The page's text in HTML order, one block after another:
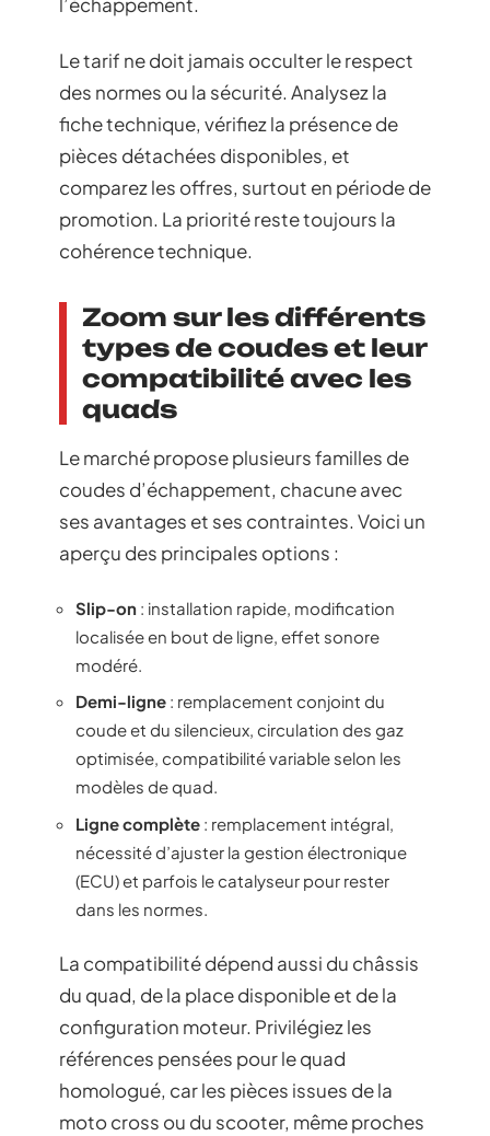
Le tarif ne doit jamais occulter le respect
des normes ou la sécurité. Analysez la
fiche technique, vérifiez la présence de
pièces détachées disponibles, et
comparez les offres, surtout en période de
promotion. La priorité reste toujours la
cohérence technique.
Zoom sur les différents
types de coudes et leur
compatibilité avec les
quads
Le marché propose plusieurs familles de
coudes d’échappement, chacune avec
ses avantages et ses contraintes. Voici un
aperçu des principales options :
Slip-on : installation rapide, modification
localisée en bout de ligne, effet sonore
modéré.
Demi-ligne : remplacement conjoint du
coude et du silencieux, circulation des gaz
optimisée, compatibilité variable selon les
modèles de quad.
Ligne complète : remplacement intégral,
nécessité d’ajuster la gestion électronique
(ECU) et parfois le catalyseur pour rester
dans les normes.
La compatibilité dépend aussi du châssis
du quad, de la place disponible et de la
configuration moteur. Privilégiez les
références pensées pour le quad
homologué, car les pièces issues de la
moto cross ou du scooter, même proches